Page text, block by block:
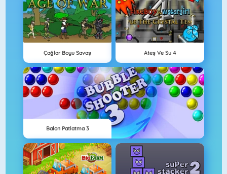
Çağlar Boyu Savaş Ateş Ve Su 4
Balon Patlatma 3